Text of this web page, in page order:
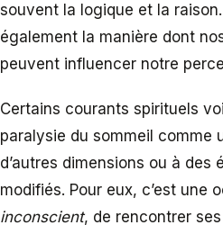
souvent la logique et la
également la manière dont
peuvent influencer notre
Certains courants spirituels
paralysie du sommeil comme
d’autres dimensions ou à des
modifiés. Pour eux, c’est une
inconscient, de rencontrer